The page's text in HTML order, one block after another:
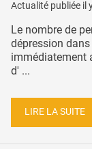
Actualité publiée il
Le nombre de
dépression
immédiatement
d' ...
LIRE LA SUITE